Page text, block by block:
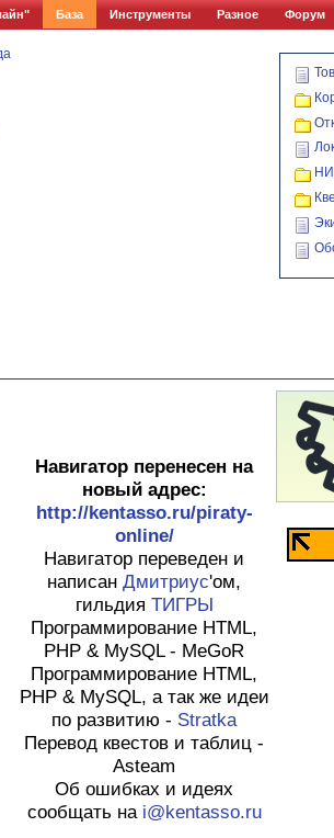
База Инструменты Разное Форум
Навигатор перенесен на
новый адрес:
http://kentasso.ru/piraty-
online/
Навигатор переведен и
написан Дмитриус'ом,
гильдия ТИГРЫ
Программирование HTML,
PHP & MySQL - MeGoR
Программирование HTML,
PHP & MySQL, а так же идеи
по развитию - Stratka
Перевод квестов и таблиц -
Asteam
Об ошибках и идеях
сообщать на i@kentasso.ru